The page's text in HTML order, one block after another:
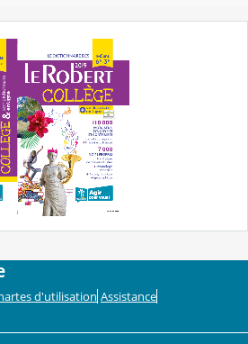
d'utilisation Assistance